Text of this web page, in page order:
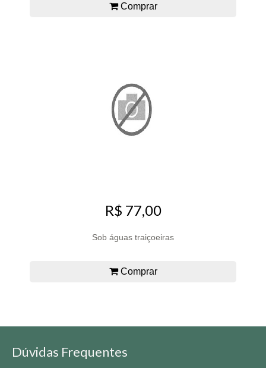
Comprar
R$ 77,00
Sob águas traiçoeiras
Comprar
Dúvidas Frequentes